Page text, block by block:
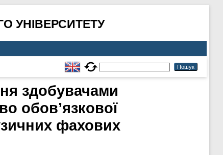
УНІВЕРСИТЕТУ
здобувачами
обов’язкової
фахових